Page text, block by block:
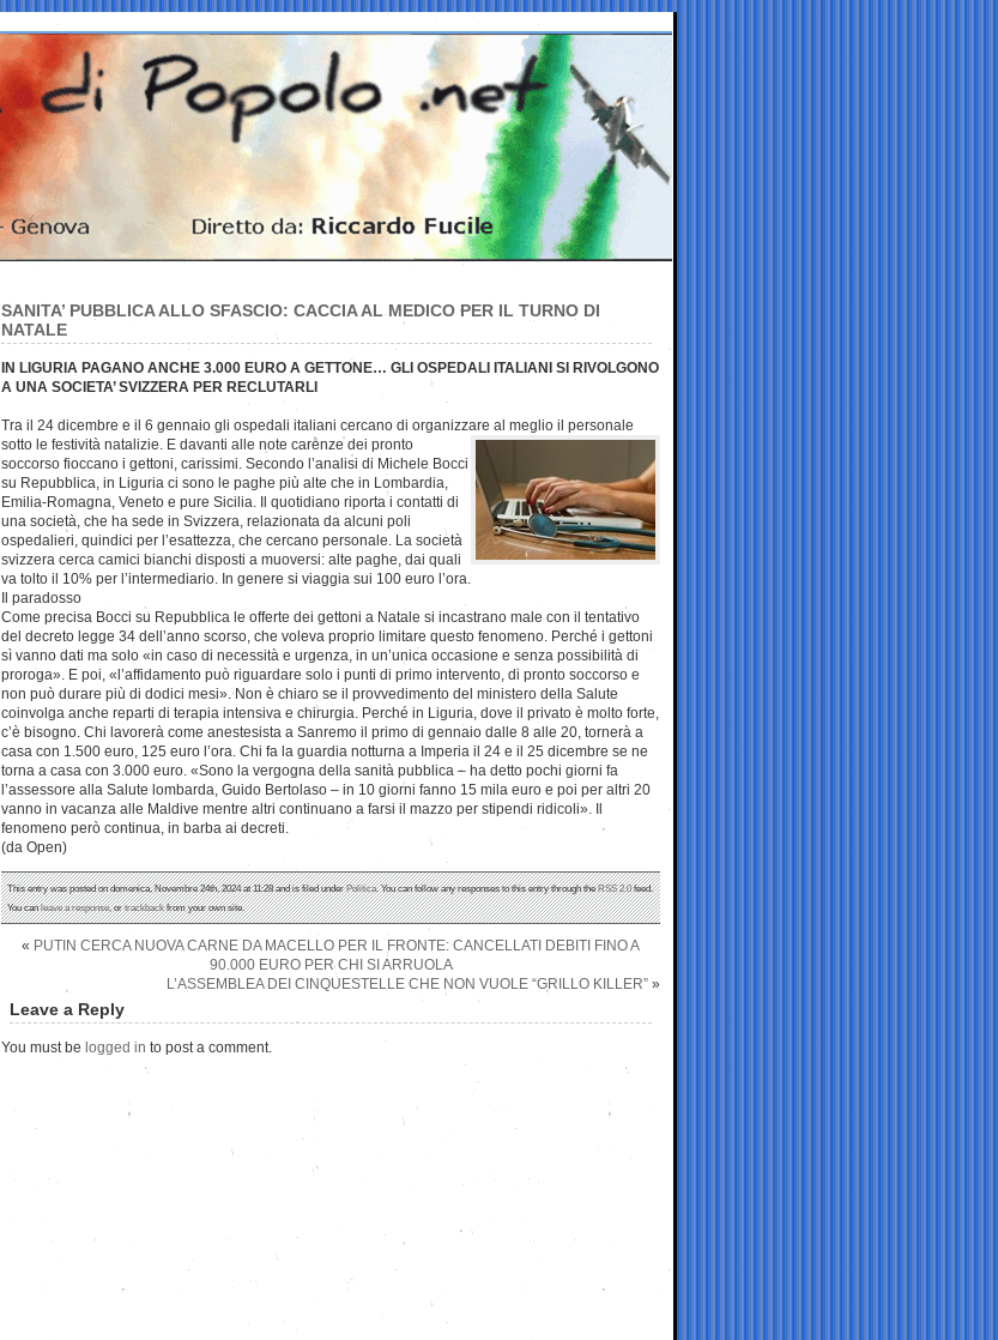
SANITA’ PUBBLICA ALLO SFASCIO: CACCIA AL MEDICO PER IL TURNO DI
NATALE
IN LIGURIA PAGANO ANCHE 3.000 EURO A GETTONE… GLI OSPEDALI ITALIANI SI RIVOLGONO
A UNA SOCIETA’ SVIZZERA PER RECLUTARLI
Tra il 24 dicembre e il 6 gennaio gli ospedali italiani cercano di organizzare al meglio il personale
sotto le festività natalizie. E davanti alle note carenze dei pronto
soccorso fioccano i gettoni, carissimi. Secondo l’analisi di Michele Bocci
su Repubblica, in Liguria ci sono le paghe più alte che in Lombardia,
Emilia-Romagna, Veneto e pure Sicilia. Il quotidiano riporta i contatti di
una società, che ha sede in Svizzera, relazionata da alcuni poli
ospedalieri, quindici per l’esattezza, che cercano personale. La società
svizzera cerca camici bianchi disposti a muoversi: alte paghe, dai quali
va tolto il 10% per l’intermediario. In genere si viaggia sui 100 euro l’ora.
Il paradosso
Come precisa Bocci su Repubblica le offerte dei gettoni a Natale si incastrano male con il tentativo
del decreto legge 34 dell’anno scorso, che voleva proprio limitare questo fenomeno. Perché i gettoni
sì vanno dati ma solo «in caso di necessità e urgenza, in un’unica occasione e senza possibilità di
proroga». E poi, «l’affidamento può riguardare solo i punti di primo intervento, di pronto soccorso e
non può durare più di dodici mesi». Non è chiaro se il provvedimento del ministero della Salute
coinvolga anche reparti di terapia intensiva e chirurgia. Perché in Liguria, dove il privato è molto forte,
c’è bisogno. Chi lavorerà come anestesista a Sanremo il primo di gennaio dalle 8 alle 20, tornerà a
casa con 1.500 euro, 125 euro l’ora. Chi fa la guardia notturna a Imperia il 24 e il 25 dicembre se ne
torna a casa con 3.000 euro. «Sono la vergogna della sanità pubblica – ha detto pochi giorni fa
l’assessore alla Salute lombarda, Guido Bertolaso – in 10 giorni fanno 15 mila euro e poi per altri 20
vanno in vacanza alle Maldive mentre altri continuano a farsi il mazzo per stipendi ridicoli». Il
fenomeno però continua, in barba ai decreti.
(da Open)
This entry was posted on domenica, Novembre 24th, 2024 at 11:28 and is filed underPolitica. You can follow any responses to this entry through theRSS 2.0feed.
You canleave a response, ortrackbackfrom your own site.
« PUTIN CERCA NUOVA CARNE DA MACELLO PER IL FRONTE: CANCELLATI DEBITI FINO A
90.000 EURO PER CHI SI ARRUOLA
L’ASSEMBLEA DEI CINQUESTELLE CHE NON VUOLE “GRILLO KILLER” »
Leave a Reply
You must be logged in to post a comment.